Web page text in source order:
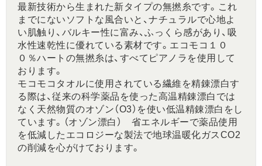
最新技術から生まれた新タイプの無撚糸です。これ
までにないソフトな風合いと、ナチュラルで心地よ
い肌触り、バルキー性に富み、ふっくら感があり、吸
水性速乾性に優れている素材です。エコモコ１０
０％ハートの無撚糸は、すべてピアノラを使用して
おります。
モコモコタオルに使用されている繊維を精錬漂白す
る際は、従来の科学薬品を使った高温精錬漂白では
なく天然物質のオゾン（O3）を使い低温精錬漂白をし
ています。（オゾン漂白） 省エネルギーで薬品使用
を低減したエコロジーな製法で地球温暖化ガスCO2
の削減を心がけております。